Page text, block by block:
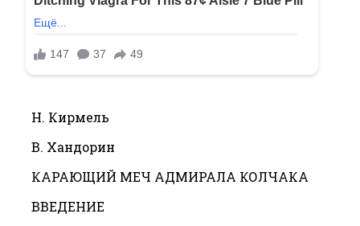
Н. Кирмель
В. Хандорин
КАРАЮЩИЙ МЕЧ АДМИРАЛА КОЛЧАКА
ВВЕДЕНИЕ